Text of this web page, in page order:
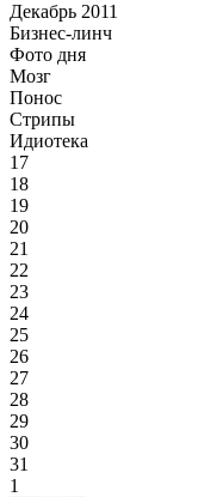
Декабрь 2011
Бизнес-линч
Фото дня
Мозг
Понос
Стрипы
Идиотека
17
18
19
20
21
22
23
24
25
26
27
28
29
30
31
1